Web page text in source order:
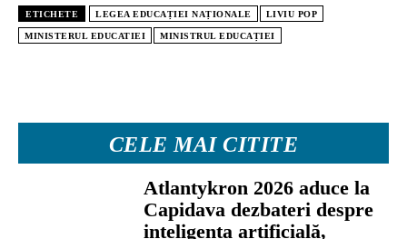
CELE MAI CITITE
Atlantykron 2026 aduce la
Capidava dezbateri despre
inteligența artificială,
ETICHETE LEGEA EDUCAȚIEI NAȚIONALE LIVIU POP
MINISTERUL EDUCATIEI MINISTRUL EDUCAȚIEI